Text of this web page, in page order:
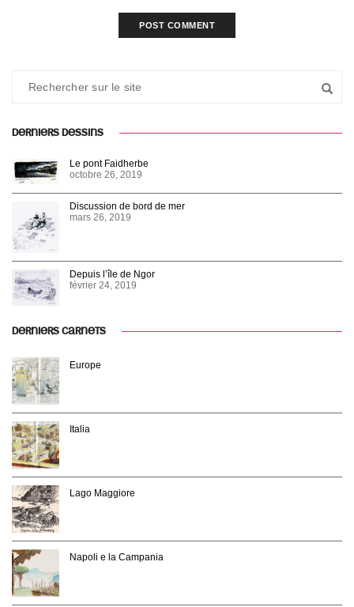
DERNIERS DESSINS
Le pont Faidherbe
octobre 26, 2019
Discussion de bord de mer
mars 26, 2019
Depuis l’île de Ngor
février 24, 2019
DERNIERS CARNETS
Europe
Italia
Lago Maggiore
Napoli e la Campania